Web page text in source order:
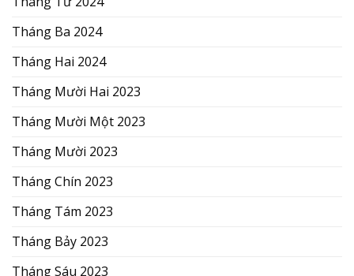
Tháng Ba 2024
Tháng Hai 2024
Tháng Mười Hai 2023
Tháng Mười Một 2023
Tháng Mười 2023
Tháng Chín 2023
Tháng Tám 2023
Tháng Bảy 2023
Tháng Sáu 2023